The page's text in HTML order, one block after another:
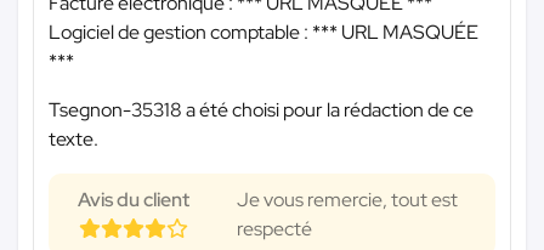
Logiciel de gestion comptable : *** URL MASQUÉE
***
Tsegnon-35318 a été choisi pour la rédaction de ce
texte.
Avis du client
Je vous remercie, tout est
respecté